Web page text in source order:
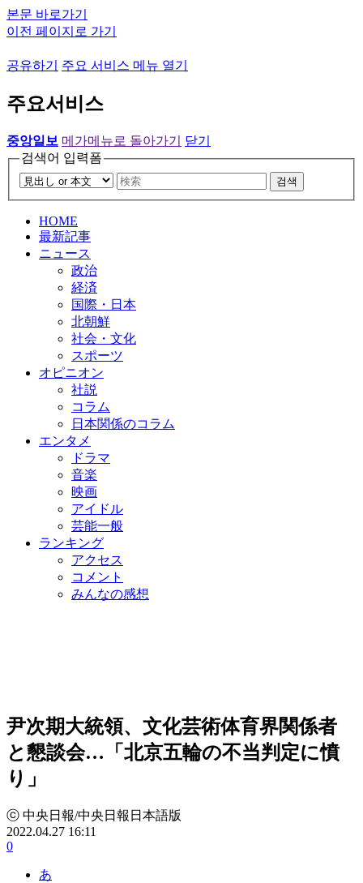
본문 바로가기
이전 페이지로 가기
공유하기 주요 서비스 메뉴 열기
주요서비스
중앙일보 메가메뉴로 돌아가기
닫기
검색어 입력폼
검색
HOME
最新記事
ニュース
政治
経済
国際・日本
北朝鮮
社会・文化
スポーツ
オピニオン
社説
コラム
日本関係のコラム
エンタメ
ドラマ
音楽
映画
アイドル
芸能一般
ランキング
アクセス
コメント
みんなの感想
尹次期大統領、文化芸術体育界関係者
と懇談会…「北京五輪の不当判定に憤
り」
ⓒ 中央日報/中央日報日本語版
2022.04.27 16:11
0
あ